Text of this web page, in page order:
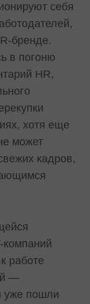
себя
бренде.
в погоню
HR,
хотя еще
может
кадров,
компаний
работе
—
уже пошли